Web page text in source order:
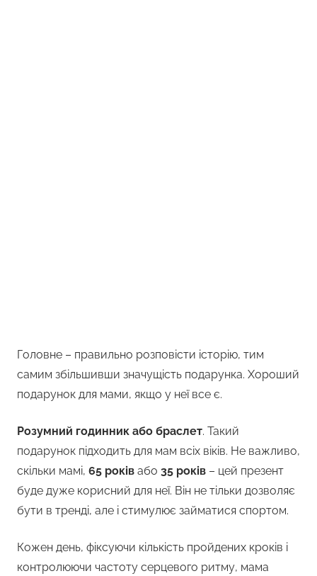
Головне – правильно розповісти історію, тим
самим збільшивши значущість подарунка. Хороший
подарунок для мами, якщо у неї все є.
Розумний годинник або браслет. Такий
подарунок підходить для мам всіх віків. Не важливо,
скільки мамі, 65 років або 35 років – цей презент
буде дуже корисний для неї. Він не тільки дозволяє
бути в тренді, але і стимулює займатися спортом.
Кожен день, фіксуючи кількість пройдених кроків і
контролюючи частоту серцевого ритму, мама